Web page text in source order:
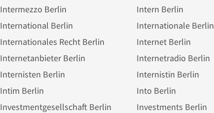
Intermezzo Berlin
Intern Berlin
International Berlin
Internationale Berlin
Internationales Recht Berlin
Internet Berlin
Internetanbieter Berlin
Internetradio Berlin
Internisten Berlin
Internistin Berlin
Intim Berlin
Into Berlin
Investmentgesellschaft Berlin
Investments Berlin